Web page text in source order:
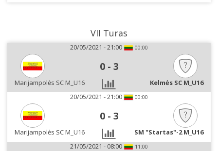
VII Turas
20/05/2021 - 21:00 00:00
0 - 3
Marijampolės SC M_U16
Kelmės SC M_U16
20/05/2021 - 21:00
00:00
0 - 3
Marijampolės SC M_U16
SM "Startas"-2 M_U16
21/05/2021 - 08:00
11:00